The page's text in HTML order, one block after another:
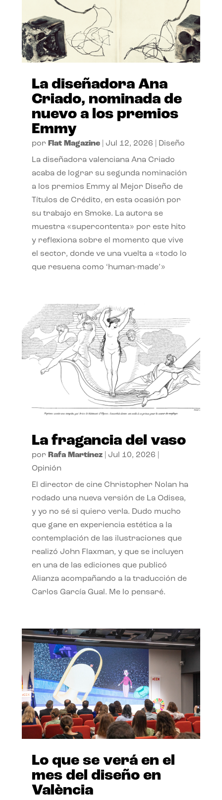
La diseñadora Ana
Criado, nominada de
nuevo a los premios
Emmy
por Flat Magazine| Jul 12, 2026 Diseño
La diseñadora valenciana Ana Criado
acaba de lograr su segunda nominación
a los premios Emmy al Mejor Diseño de
Títulos de Crédito, en esta ocasión por
su trabajo en Smoke. La autora se
muestra «supercontenta» por este hito
y reflexiona sobre el momento que vive
el sector, donde ve una vuelta a «todo lo
que resuena como ‘human-made’»
La fragancia del vaso
por Rafa Martínez| Jul 10, 2026
Opinión
El director de cine Christopher Nolan ha
rodado una nueva versión de La Odisea,
y yo no sé si quiero verla. Dudo mucho
que gane en experiencia estética a la
contemplación de las ilustraciones que
realizó John Flaxman, y que se incluyen
en una de las ediciones que publicó
Alianza acompañando a la traducción de
Carlos García Gual. Me lo pensaré.
Lo que se verá en el
mes del diseño en
València